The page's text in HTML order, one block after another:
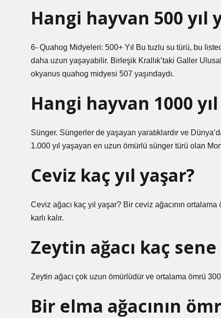
Hangi hayvan 500 yıl
6- Quahog Midyeleri: 500+ Yıl Bu tuzlu su türü, bu
daha uzun yaşayabilir. Birleşik Krallık’taki Galler
okyanus quahog midyesi 507 yaşındaydı.
Hangi hayvan 1000
Sünger. Süngerler de yaşayan yaratıklardır ve
1.000 yıl yaşayan en uzun ömürlü sünger türü olan
Ceviz kaç yıl yaşar?
Ceviz ağacı kaç yıl yaşar? Bir ceviz ağacının
karlı kalır.
Zeytin ağacı kaç sene
Zeytin ağacı çok uzun ömürlüdür ve ortalama ömrü
Bir elma ağacının